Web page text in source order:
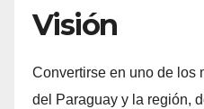
Visión
Convertirse en uno de los
del Paraguay y la región,